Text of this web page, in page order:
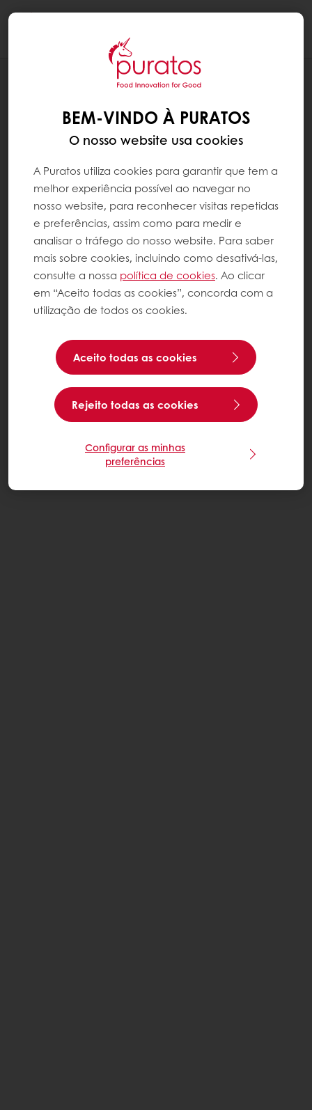
COMO PREPARAR O SEU NEGÓCIO
PARA O FUTURO COM UMA LINHA DE
PRODUTOS À BASE DE PLANTAS
BEM-VINDO À PURATOS
O nosso website usa cookies
A Puratos utiliza cookies para garantir que tem a
melhor experiência possível ao navegar no
nosso website, para reconhecer visitas repetidas
e preferências, assim como para medir e
analisar o tráfego do nosso website. Para saber
mais sobre cookies, incluindo como desativá-las,
consulte a nossa política de cookies. Ao clicar
em “Aceito todas as cookies”, concorda com a
utilização de todos os cookies.
Aceito todas as cookies
Rejeito todas as cookies
Configurar as minhas
preferências